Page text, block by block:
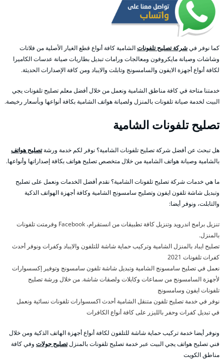
كما نوفر فيشركة تصليح تلفوناتالشامية كافة أنواع قطع الغيار الأصلية من فلاتات
وشاشات وصيانة مايكروفون ومعالجات ورامات تبديل بطاريات صيانة عدسات الكاميرا
لكافة أنواع أجهزة الايفون والسامسونج وتابلت والايباد ومن كافة الإصدارات الحديثة.
خدمتنا متاحة في كافة مناطق الشامية ونعمل من خلال أفضل معلم تصليح تلفونات يجي
البيت لخدمة صيانة تلفونات بالمنزل ولصيانة هواتف الشامية بكافة أنواعها وبأسعار رخيصة.
تصليح تلفونات الشامية
هل تبحث عن أفضل شركة تصليح تلفونات الشامية؟ نوفر لكم خدمة ورشةتصليح هواتف
بالشامية وصيانة هواتف الشامية من خلال متخصص تصليح هواتف بكافة إصداراتها وأنواعها.
ما هي خدمات شركة تصليح تلفونات الشامية؟ نقدم أفضل الخدمات ونعمل على تصليح
وتبديل شاشة تلفون ايفون وتصليح سامسونج الشامية وكافة أجهزة الهواتف الذكية
والتابلت، ونوفر أيضا:
تنزيل برامج اندرويد وتنزيل كافة تطبيقات من انستقرام، Facebook وفرمتت تلفونات
بالمنزل.
تصليح ايباد بالمنزل الشامية وتركيب حماية شاشة للتلفون والايباد وكفرات ونوفر أحدث
كفرات تلفونات 2021
نعمل في تصليح سامسونج الشامية وتبديل شاشة تلفون سامسونج وتوفير إكسسوارات
لأجهزة السامسونج من سماعات وكابلات ولصقات شاشة. من خلال ورشة تصليح
تلفونات ايفون وسامسونج
نوفر في خدمة تصليح تلفون متنقل الشامية أحدث اكسسوارات تلفونات نسائية ونعمل
في تبديل كفرات وحفر بالليزر على كافة أنواع الكافرات
ونوفر أيضا خدمة تركيب حماية شاشة للتلفون لكافة أنواع أجهزة الهاتف الذكية ومن خلال
فني تصليح هواتف يجي البيت عبر خدمة تصليح تلفونات بالمنزلتصليح جولات وفي كافة
مناطق الكويت